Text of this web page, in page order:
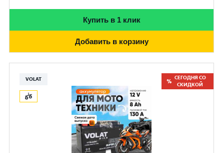
Купить в 1 клик
Добавить в корзину
VOLAT
СЕГОДНЯ СО
СКИДКОЙ